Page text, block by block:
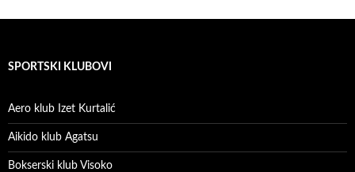
SPORTSKI KLUBOVI
Aero klub Izet Kurtalić
Aikido klub Agatsu
Bokserski klub Visoko